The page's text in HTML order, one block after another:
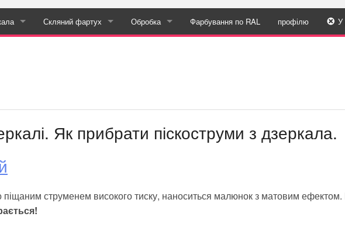
інших матеріалах
Скляний фартух Обробка Фарбування по RAL профілю У
Як прибрати піскоструми з дзеркала.
піщаним струменем високого тиску, наноситься малюнок з матовим ефектом.